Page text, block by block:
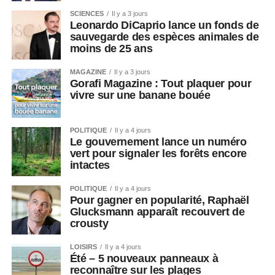
SCIENCES Il y a 3 jours
Leonardo DiCaprio lance un fonds de
sauvegarde des espèces animales de
moins de 25 ans
MAGAZINE Il y a 3 jours
Gorafi Magazine : Tout plaquer pour
vivre sur une banane bouée
POLITIQUE Il y a 4 jours
Le gouvernement lance un numéro
vert pour signaler les forêts encore
intactes
POLITIQUE Il y a 4 jours
Pour gagner en popularité, Raphaël
Glucksmann apparaît recouvert de
crousty
LOISIRS Il y a 4 jours
Été – 5 nouveaux panneaux à
reconnaître sur les plages